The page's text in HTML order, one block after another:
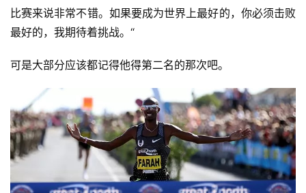
比赛来说非常不错。如果要成为世界上最好的，你必须击败
最好的，我期待着挑战。“
可是大部分应该都记得他得第二名的那次吧。